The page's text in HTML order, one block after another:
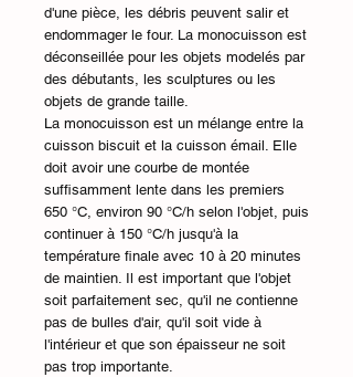
d'une pièce, les débris peuvent salir et
endommager le four. La monocuisson est
déconseillée pour les objets modelés par
des débutants, les sculptures ou les
objets de grande taille.
La monocuisson est un mélange entre la
cuisson biscuit et la cuisson émail. Elle
doit avoir une courbe de montée
suffisamment lente dans les premiers
650 °C, environ 90 °C/h selon l'objet, puis
continuer à 150 °C/h jusqu'à la
température finale avec 10 à 20 minutes
de maintien. Il est important que l'objet
soit parfaitement sec, qu'il ne contienne
pas de bulles d'air, qu'il soit vide à
l'intérieur et que son épaisseur ne soit
pas trop importante.